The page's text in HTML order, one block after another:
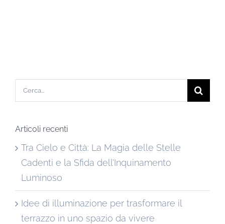
Cerca
per:
Articoli recenti
Tra Cielo e Città: La Magia delle Stelle
Cadenti e la Sfida dell’Inquinamento
Luminoso
Idee di illuminazione per trasformare il
terrazzo in uno spazio da vivere